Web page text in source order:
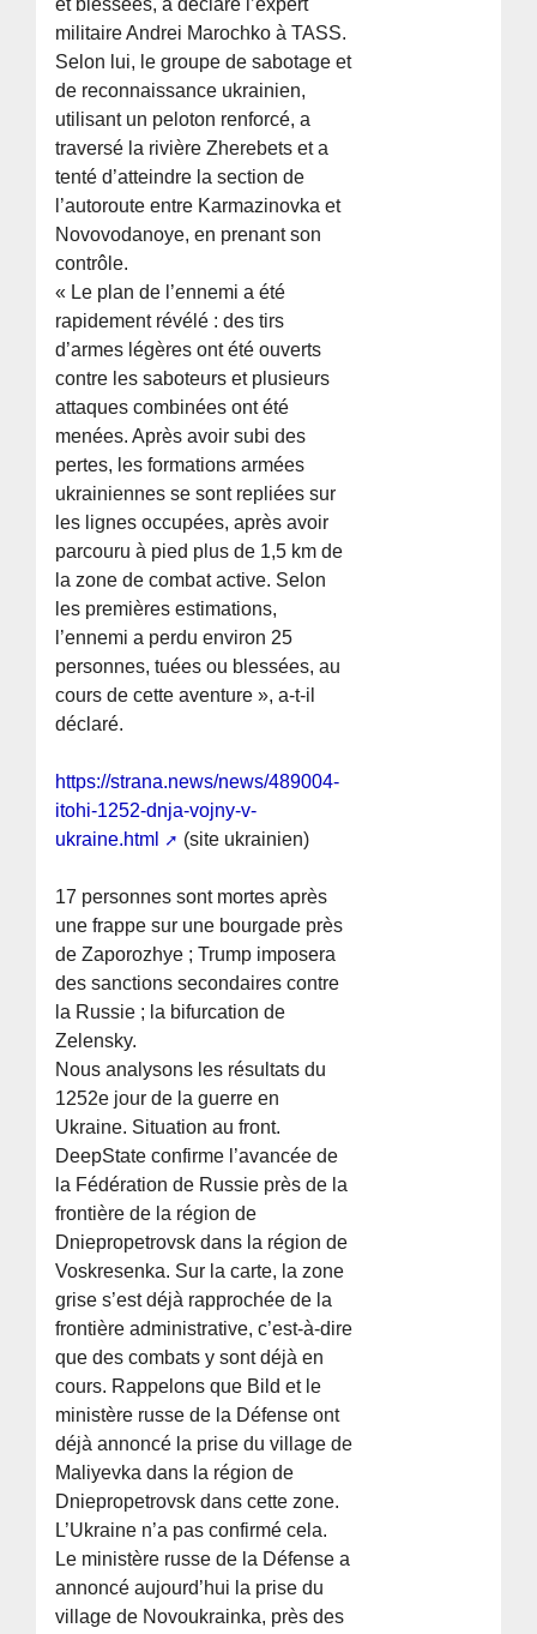
et blessées, a déclaré l’expert
militaire Andrei Marochko à TASS.
Selon lui, le groupe de sabotage et
de reconnaissance ukrainien,
utilisant un peloton renforcé, a
traversé la rivière Zherebets et a
tenté d’atteindre la section de
l’autoroute entre Karmazinovka et
Novovodanoye, en prenant son
contrôle.
« Le plan de l’ennemi a été
rapidement révélé : des tirs
d’armes légères ont été ouverts
contre les saboteurs et plusieurs
attaques combinées ont été
menées. Après avoir subi des
pertes, les formations armées
ukrainiennes se sont repliées sur
les lignes occupées, après avoir
parcouru à pied plus de 1,5 km de
la zone de combat active. Selon
les premières estimations,
l’ennemi a perdu environ 25
personnes, tuées ou blessées, au
cours de cette aventure », a-t-il
déclaré.
https://strana.news/news/489004-
itohi-1252-dnja-vojny-v-
ukraine.html
(site ukrainien)
17 personnes sont mortes après
une frappe sur une bourgade près
de Zaporozhye ; Trump imposera
des sanctions secondaires contre
la Russie ; la bifurcation de
Zelensky.
Nous analysons les résultats du
1252e jour de la guerre en
Ukraine. Situation au front.
DeepState confirme l’avancée de
la Fédération de Russie près de la
frontière de la région de
Dniepropetrovsk dans la région de
Voskresenka. Sur la carte, la zone
grise s’est déjà rapprochée de la
frontière administrative, c’est-à-dire
que des combats y sont déjà en
cours. Rappelons que Bild et le
ministère russe de la Défense ont
déjà annoncé la prise du village de
Maliyevka dans la région de
Dniepropetrovsk dans cette zone.
L’Ukraine n’a pas confirmé cela.
Le ministère russe de la Défense a
annoncé aujourd’hui la prise du
village de Novoukrainka, près des